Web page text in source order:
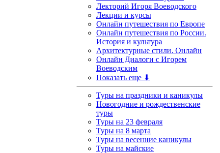
Лекторий Игоря Воеводского
Лекции и курсы
Онлайн путешествия по Европе
Онлайн путешествия по России.
История и культура
Архитектурные стили. Онлайн
Онлайн Диалоги с Игорем
Воеводским
Показать еще ⬇
Туры на праздники и каникулы
Новогодние и рождественские
туры
Туры на 23 февраля
Туры на 8 марта
Туры на весенние каникулы
Туры на майские